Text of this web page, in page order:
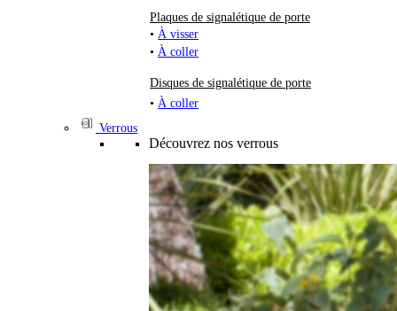
Plaques de signalétique de porte
• À visser
• À coller
Disques de signalétique de porte
• À coller
Verrous
Découvrez nos verrous